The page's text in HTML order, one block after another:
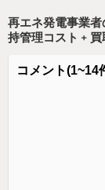
再エネ発電事業
持管理コスト﹢
コメント(1~14